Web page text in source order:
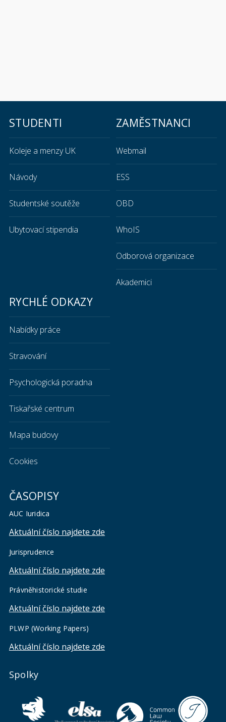
STUDENTI
Koleje a menzy UK
Návody
Studentské soutěže
Ubytovací stipendia
ZAMĚSTNANCI
Webmail
ESS
OBD
WhoIS
Odborová organizace
Akademici
RYCHLÉ ODKAZY
Nabídky práce
Stravování
Psychologická poradna
Tiskařské centrum
Mapa budovy
Cookies
ČASOPISY
AUC Iuridica
Aktuální číslo najdete zde
Jurisprudence
Aktuální číslo najdete zde
Právněhistorické studie
Aktuální číslo najdete zde
PLWP (Working Papers)
Aktuální číslo najdete zde
Spolky